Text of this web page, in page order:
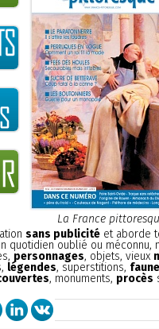
La France
sans publicité et aborde
quotidien oublié ou méconnu,
personnages, objets, vieux
légendes, superstitions,
, monuments, procès